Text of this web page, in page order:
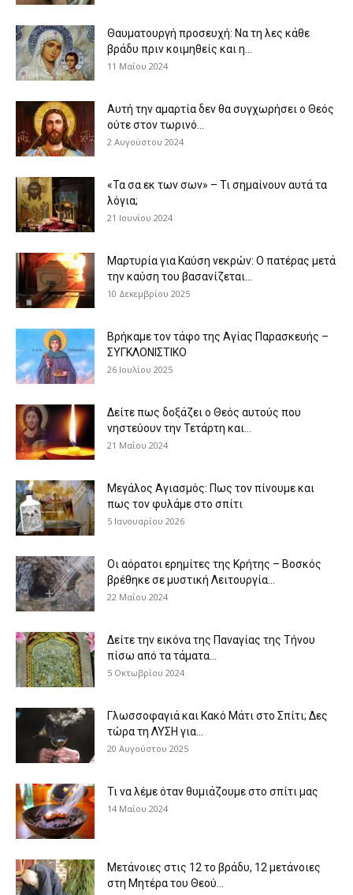
Θαυματουργή προσευχή: Να τη λες κάθε
βράδυ πριν κοιμηθείς και η...
11 Μαΐου 2024
Αυτή την αμαρτία δεν θα συγχωρήσει ο Θεός
ούτε στον τωρινό...
2 Αυγούστου 2024
«Τα σα εκ των σων» – Τι σημαίνουν αυτά τα
λόγια;
21 Ιουνίου 2024
Μαρτυρία για Καύση νεκρών: Ο πατέρας μετά
την καύση του βασανίζεται...
10 Δεκεμβρίου 2025
Βρήκαμε τον τάφο της Αγίας Παρασκευής –
ΣΥΓΚΛΟΝΙΣΤΙΚΟ
26 Ιουλίου 2025
Δείτε πως δοξάζει ο Θεός αυτούς που
νηστεύουν την Τετάρτη και...
21 Μαΐου 2024
Μεγάλος Αγιασμός: Πως τον πίνουμε και
πως τον φυλάμε στο σπίτι
5 Ιανουαρίου 2026
Οι αόρατοι ερημίτες της Κρήτης – Βοσκός
βρέθηκε σε μυστική Λειτουργία...
22 Μαΐου 2024
Δείτε την εικόνα της Παναγίας της Τήνου
πίσω από τα τάματα...
5 Οκτωβρίου 2024
Γλωσσοφαγιά και Κακό Μάτι στο Σπίτι; Δες
τώρα τη ΛΥΣΗ για...
20 Αυγούστου 2025
Τι να λέμε όταν θυμιάζουμε στο σπίτι μας
14 Μαΐου 2024
Μετάνοιες στις 12 το βράδυ, 12 μετάνοιες
στη Μητέρα του Θεού...